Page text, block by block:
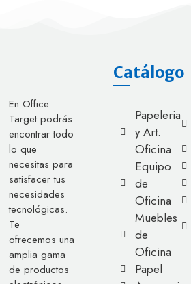
En Office
Target podrás
encontrar todo
lo que
necesitas para
satisfacer tus
necesidades
tecnológicas.
Te
ofrecemos una
amplia gama
de productos
Catálogo
Papeleria
y Art.
Oficina
Equipo
de
Oficina
Muebles
de
Oficina
Papel